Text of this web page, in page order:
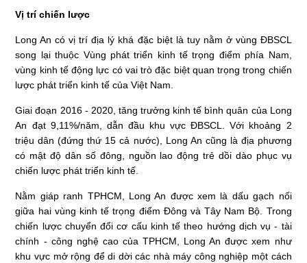
Vị trí chiến lược
Long An có vị trí địa lý khá đặc biệt là tuy nằm ở vùng ĐBSCL
song lại thuộc Vùng phát triển kinh tế trọng điểm phía Nam,
vùng kinh tế động lực có vai trò đặc biệt quan trọng trong chiến
lược phát triển kinh tế của Việt Nam.
Giai đoạn 2016 - 2020, tăng trưởng kinh tế bình quân của Long
An đạt 9,11%/năm, dẫn đầu khu vực ĐBSCL. Với khoảng 2
triệu dân (đứng thứ 15 cả nước), Long An cũng là địa phương
có mật độ dân số đông, nguồn lao động trẻ dồi dào phục vụ
chiến lược phát triển kinh tế.
Nằm giáp ranh TPHCM, Long An được xem là dấu gạch nối
giữa hai vùng kinh tế trọng điểm Đông và Tây Nam Bộ. Trong
chiến lược chuyển đổi cơ cấu kinh tế theo hướng dịch vụ - tài
chính - công nghệ cao của TPHCM, Long An được xem như
khu vực mở rộng để di dời các nhà máy công nghiệp một cách